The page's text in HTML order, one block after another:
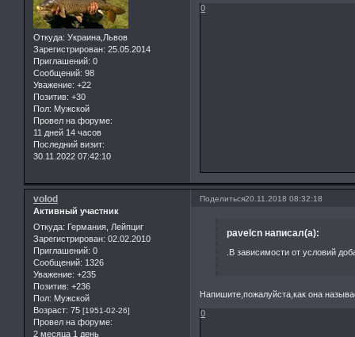
Откуда: Украина,Львов
Зарегистрирован: 25.05.2014
Приглашений: 0
Сообщений: 98
Уважение: +22
Позитив: +30
Пол: Мужской
Провел на форуме:
11 дней 14 часов
Последний визит:
30.11.2022 07:42:10
0
Поделиться20.11.2018 08:32:18
volod
Активный участник
Откуда: Германия, Лейпциг
Зарегистрирован: 02.02.2010
Приглашений: 0
Сообщений: 1326
Уважение: +235
Позитив: +236
Пол: Мужской
Возраст: 75 [1951-02-26]
Провел на форуме:
2 месяца 1 день
pavelcn написал(а):
.В зависимости от условий
Напишите,пожалуйста,как она
0